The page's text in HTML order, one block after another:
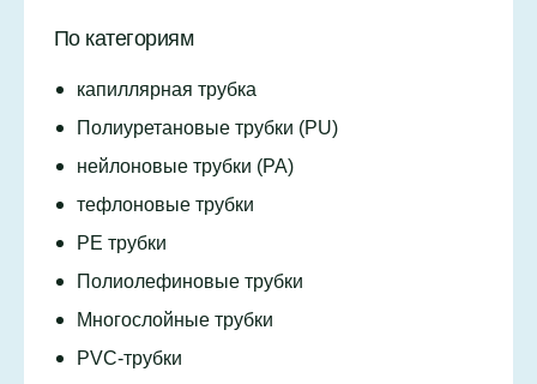
По категориям
капиллярная трубка
Полиуретановые трубки (PU)
нейлоновые трубки (PA)
тефлоновые трубки
PE трубки
Полиолефиновые трубки
Многослойные трубки
PVC-трубки